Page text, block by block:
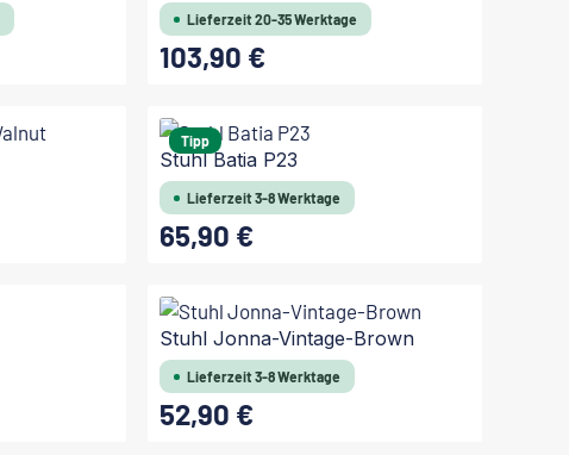
Lieferzeit 20-35 Werktage
Regulärer Preis:
103,90 €
Tipp
Stuhl Batia P23
Lieferzeit 3-8 Werktage
Regulärer Preis:
65,90 €
Stuhl Jonna-Vintage-Brown
Lieferzeit 3-8 Werktage
Regulärer Preis:
52,90 €